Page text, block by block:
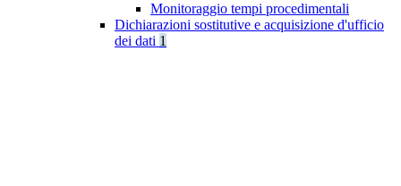
Monitoraggio tempi procedimentali
Dichiarazioni sostitutive e acquisizione d'ufficio
dei dati 1